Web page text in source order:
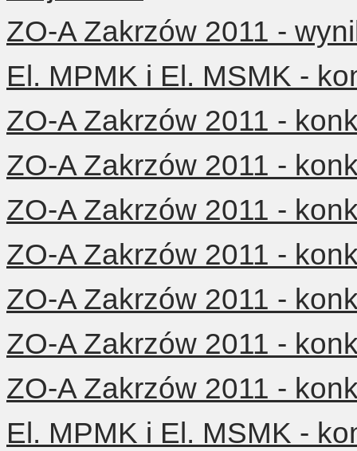
ZO-A Zakrzów 2011 -
El. MPMK i El. MSMK -
ZO-A Zakrzów 2011 -
ZO-A Zakrzów 2011 -
ZO-A Zakrzów 2011 -
ZO-A Zakrzów 2011 -
ZO-A Zakrzów 2011 -
ZO-A Zakrzów 2011 -
ZO-A Zakrzów 2011 -
El. MPMK i El. MSMK -